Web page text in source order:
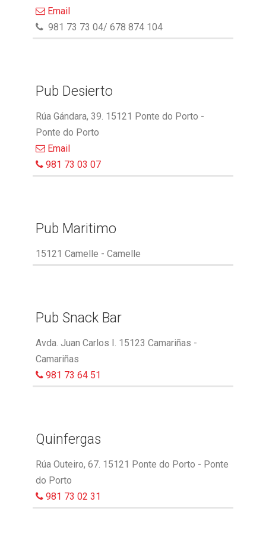
Email
981 73 73 04/ 678 874 104
Pub Desierto
Rúa Gándara, 39. 15121 Ponte do Porto -
Ponte do Porto
Email
981 73 03 07
Pub Maritimo
15121 Camelle - Camelle
Pub Snack Bar
Avda. Juan Carlos I. 15123 Camariñas -
Camariñas
981 73 64 51
Quinfergas
Rúa Outeiro, 67. 15121 Ponte do Porto - Ponte
do Porto
981 73 02 31